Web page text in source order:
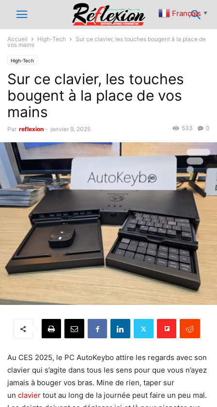
Accueil High-Tech
Sur ce clavier, les touches bougent à la place de
vos mains
High-Tech
Sur ce clavier, les touches
bougent à la place de vos
mains
Par reflexion - janvier 9, 2025 0
533
Au CES 2025, le PC AutoKeybo attire les regards avec son
clavier qui s’agite dans tous les sens pour que vous n’ayez
jamais à bouger vos bras. Mine de rien, taper sur
un clavier tout au long de la journée peut faire un peu mal.
Français ▼